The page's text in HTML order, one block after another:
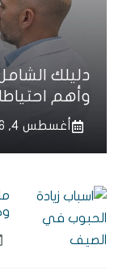
دليلك
وأهم
أغسطس 4, 2026